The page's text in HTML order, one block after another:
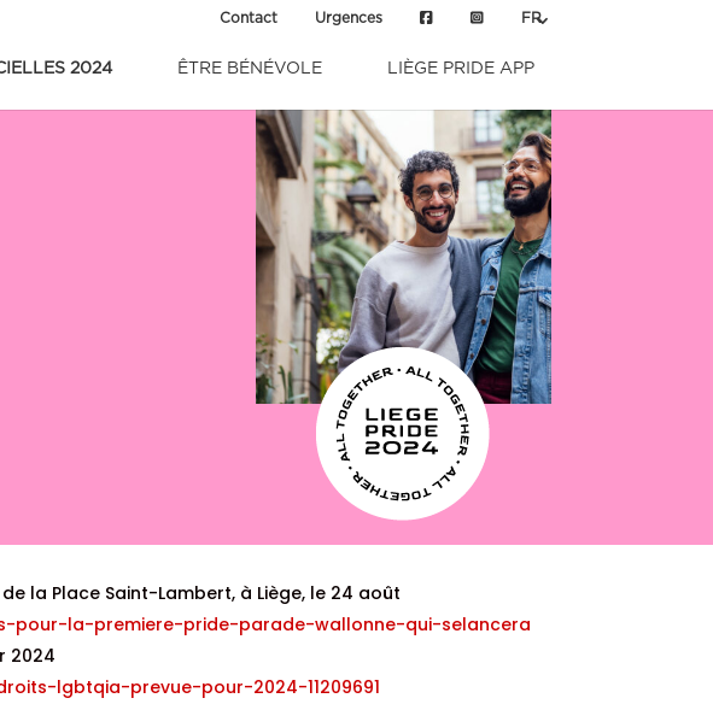
Contact Urgences FR
2024 ÊTRE BÉNÉVOLE LIÈGE PRIDE APP
la Place Saint-Lambert, à Liège, le 24 août
pour-la-premiere-pride-parade-wallonne-qui-selancera
2024
lgbtqia-prevue-pour-2024-11209691